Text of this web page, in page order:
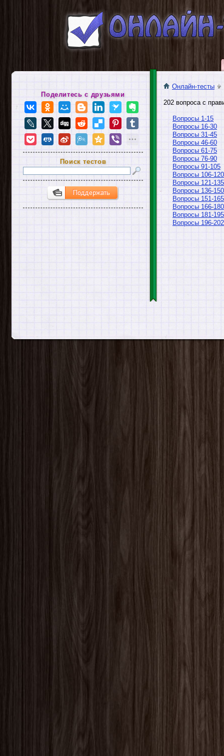
Онлайн-тесты
202 вопроса с
Вопросы 1-15
Вопросы 16-30
Вопросы 31-45
Вопросы 46-60
Вопросы 61-75
Вопросы 76-90
Вопросы 91-105
Вопросы 106-120
Вопросы 121-135
Вопросы 136-150
Вопросы 151-165
Вопросы 166-180
Вопросы 181-195
Вопросы 196-202
Поделитесь с друзьями
Поиск тестов